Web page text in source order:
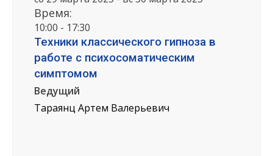
Время:
10:00 - 17:30
Техники классического гипноза в
работе с психосоматическим
симптомом
Ведущий
Тараянц Артем Валерьевич